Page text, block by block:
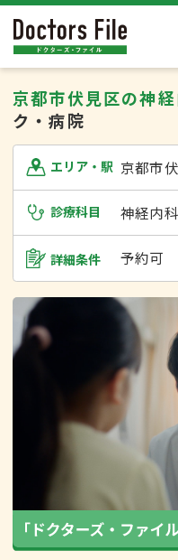
京都市伏見区の神
ク・病院
エリア・駅 京都市
診療科目 神経内科
詳細条件 予約可